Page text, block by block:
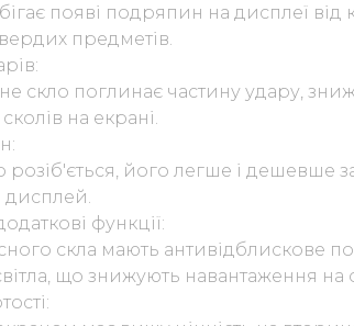
появі подряпин на дисплеї від
предметів.
скло поглинає частину удару,
на екрані.
розіб'ється, його легше і дешевше
дисплей.
функції:
скла мають антивідблискове
що знижують навантаження на